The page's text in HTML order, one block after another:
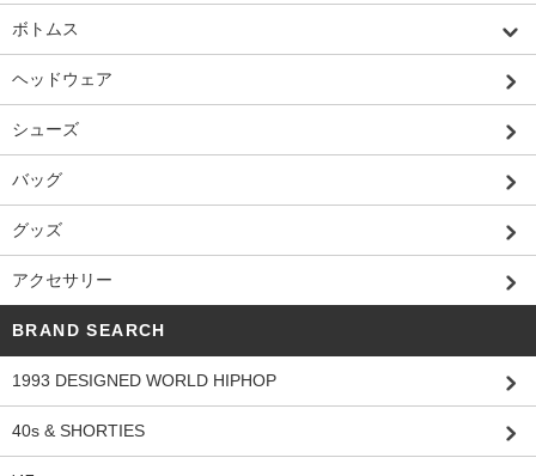
ボトムス
ヘッドウェア
シューズ
バッグ
グッズ
アクセサリー
BRAND SEARCH
1993 DESIGNED WORLD HIPHOP
40s & SHORTIES